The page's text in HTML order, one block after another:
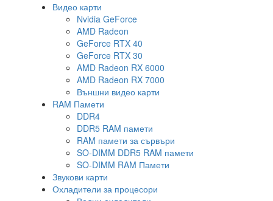
Видео карти
Nvidia GeForce
AMD Radeon
GeForce RTX 40
GeForce RTX 30
AMD Radeon RX 6000
AMD Radeon RX 7000
Външни видео карти
RAM Памети
DDR4
DDR5 RAM памети
RAM памети за сървъри
SO-DIMM DDR5 RAM памети
SO-DIMM RAM Памети
Звукови карти
Охладители за процесори